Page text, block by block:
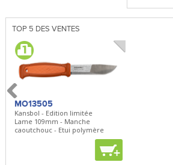
TOP 5 DES VENTES
MO13505
Kansbol - Edition limitée
Lame 109mm - Manche
caoutchouc - Etui polymère
+